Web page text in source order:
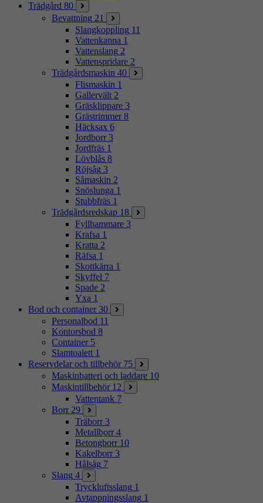
Trädgård 80
Bevattning 21
Slangkoppling 11
Vattenkanna 1
Vattenslang 2
Vattenspridare 2
Trädgårdsmaskin 40
Flismaskin 1
Gallervält 2
Gräsklippare 3
Grästrimmer 8
Häcksax 6
Jordborr 3
Jordfräs 1
Lövblås 8
Röjsåg 3
Såmaskin 2
Snöslunga 1
Stubbfräs 1
Trädgårdsredskap 18
Fyllhammare 3
Krafsa 1
Kratta 2
Räfsa 1
Skottkärra 1
Skyffel 7
Spade 2
Yxa 1
Bod och container 30
Personalbod 11
Kontorsbod 8
Container 5
Slamtoalett 1
Reservdelar och tillbehör 75
Maskinbatteri och laddare 10
Maskintillbehör 12
Vattentank 7
Borr 29
Träborr 3
Metallborr 4
Betongborr 10
Kakelborr 3
Hålsåg 7
Slang 4
Tryckluftsslang 1
Avtappningsslang 1